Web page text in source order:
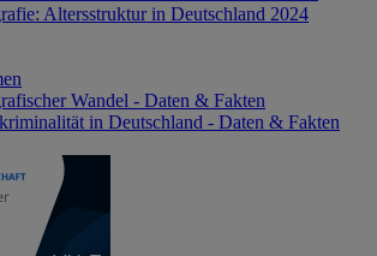
Altersstruktur in Deutschland 2024
Wandel - Daten & Fakten
in Deutschland - Daten & Fakten